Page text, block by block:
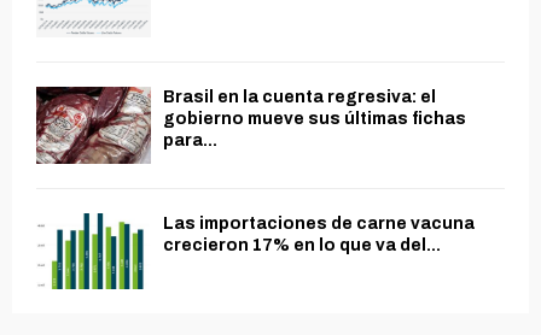
Brasil en la cuenta regresiva: el
gobierno mueve sus últimas fichas
para...
Las importaciones de carne vacuna
crecieron 17% en lo que va del...